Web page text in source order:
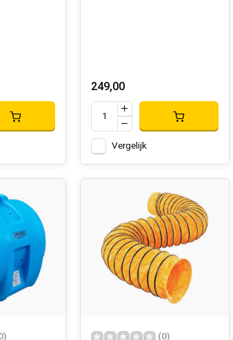
249,00
Vergelijk
(0)